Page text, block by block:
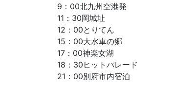
9：00北九州空港発
11：30岡城址
12：00とりてん
15：00大水車の郷
17：00神楽女湖
18：30ヒットパレード
21：00別府市内宿泊